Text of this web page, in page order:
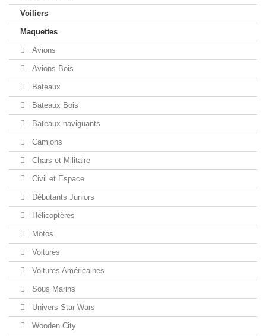
Voiliers
Maquettes
Avions
Avions Bois
Bateaux
Bateaux Bois
Bateaux naviguants
Camions
Chars et Militaire
Civil et Espace
Débutants Juniors
Hélicoptères
Motos
Voitures
Voitures Américaines
Sous Marins
Univers Star Wars
Wooden City